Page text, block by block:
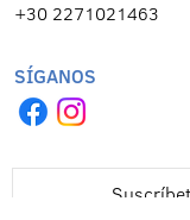
+30 2271021463
SÍGANOS